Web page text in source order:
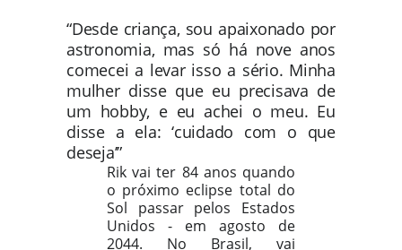
“Desde criança, sou apaixonado por
astronomia, mas só há nove anos
comecei a levar isso a sério. Minha
mulher disse que eu precisava de
um hobby, e eu achei o meu. Eu
disse a ela: ‘cuidado com o que
deseja’”
Rik vai ter 84 anos quando
o próximo eclipse total do
Sol passar pelos Estados
Unidos - em agosto de
2044. No Brasil, vai